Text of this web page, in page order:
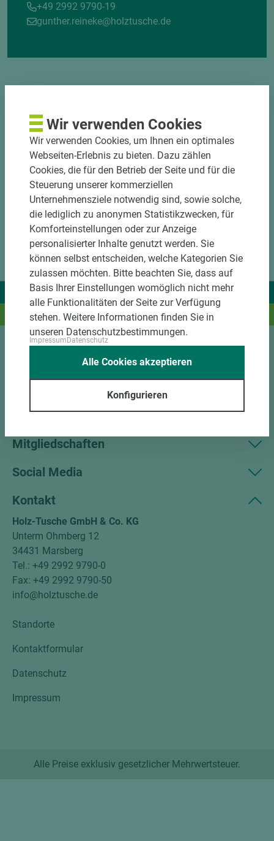
+49 2992 9790-19
gunther.reineke@holztusche.de
DOWNLOADS
Wir liefern Ideen.
Und das passende Holz dazu.
Unternehmen
Mitgliedschaften
Social Media
Kontakt
Holz-Tusche GmbH & Co. KG
Unterm Ohmberg 12
34431 Marsberg
Tel.: +49 2992 9790-0
Fax: +49 2992 9790-50
info@holztusche.de
Standorte
Kontaktformular
Datenschutz
Impressum
Alle Preise exklusiv gesetzlicher Mehrwertsteuer.
Wir verwenden Cookies
Wir verwenden Cookies, um Ihnen ein optimales
Webseiten-Erlebnis zu bieten. Dazu zählen
Cookies, die für den Betrieb der Seite und für die
Steuerung unserer kommerziellen
Unternehmensziele notwendig sind, sowie solche,
die lediglich zu anonymen Statistikzwecken, für
Komforteinstellungen oder zur Anzeige
personalisierter Inhalte genutzt werden. Sie
können selbst entscheiden, welche Kategorien Sie
zulassen möchten. Bitte beachten Sie, dass auf
Basis Ihrer Einstellungen womöglich nicht mehr
alle Funktionalitäten der Seite zur Verfügung
stehen. Weitere Informationen finden Sie in
unseren Datenschutzbestimmungen.
Impressum Datenschutz
Konfigurieren
Alle Cookies akzeptieren